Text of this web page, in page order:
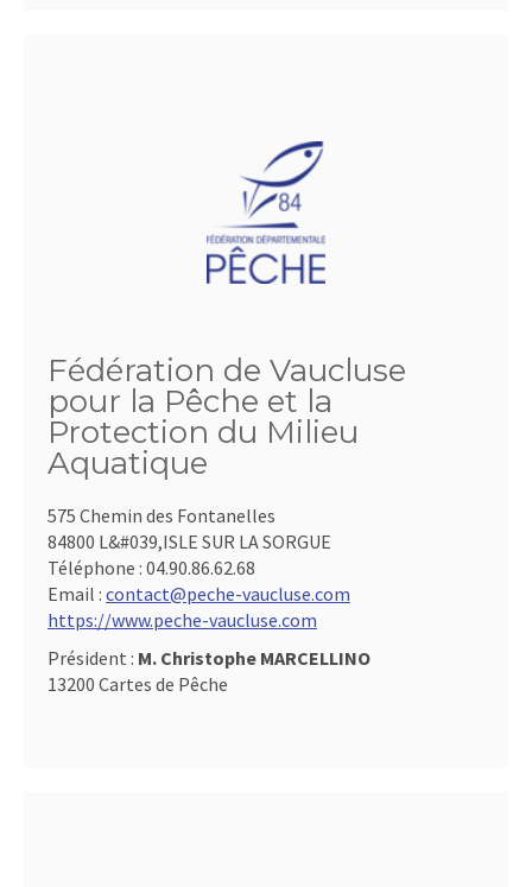
Fédération de Vaucluse
pour la Pêche et la
Protection du Milieu
Aquatique
575 Chemin des Fontanelles
84800 L&#039,ISLE SUR LA SORGUE
Téléphone : 04.90.86.62.68
Email : contact@peche-vaucluse.com
https://www.peche-vaucluse.com
Président : M. Christophe MARCELLINO
13200 Cartes de Pêche